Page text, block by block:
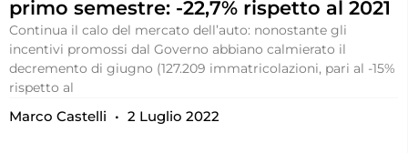
primo semestre: -22,7% rispetto al 2021
Continua il calo del mercato dell’auto: nonostante gli
incentivi promossi dal Governo abbiano calmierato il
decremento di giugno (127.209 immatricolazioni, pari al -15%
rispetto al
Marco Castelli 2 Luglio 2022